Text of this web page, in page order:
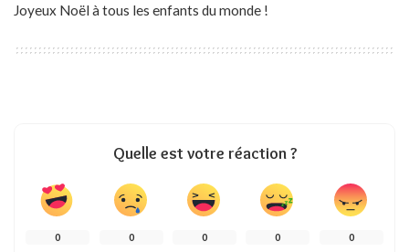
Joyeux Noël à tous les enfants du monde !
Quelle est votre réaction ?
0 0 0 0 0